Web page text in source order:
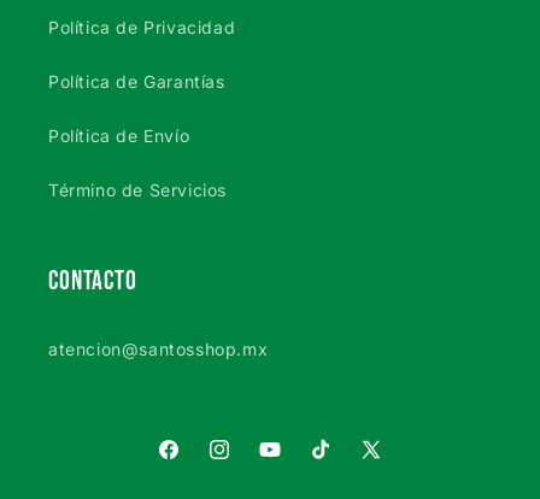
Política de Privacidad
Política de Garantías
Política de Envío
Término de Servicios
CONTACTO
atencion@santosshop.mx
FacebookInstagramYouTubeTikTokX